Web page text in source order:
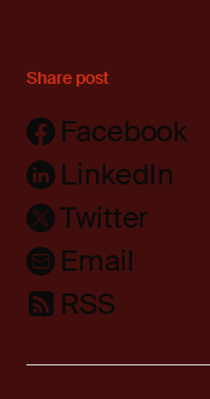
Share post
Facebook
LinkedIn
Twitter
Email
RSS